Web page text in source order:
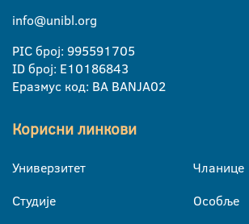
info@unibl.org
PIC број: 995591705
ID број: E10186843
Еразмус код: BA BANJA02
Корисни линкови
Универзитет
Студије
Чланице
Особље